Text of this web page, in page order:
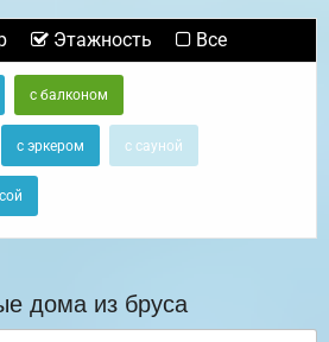
Этажность Все
с балконом
с эркером с сауной
дома из бруса